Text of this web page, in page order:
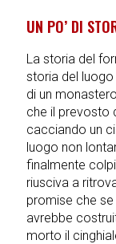
UN PO’ DI
La storia del
storia del luogo
di un
che il prevosto
cacciando un
luogo non
finalmente
riusciva a
promise che
avrebbe
morto il